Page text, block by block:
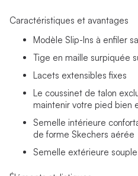
Caractéristiques et avantages
Modèle Slip-Ins à enfiler
Tige en maille surpiquée
Lacets extensibles fixes
Le coussinet de talon
maintenir votre pied bien
Semelle intérieure
de forme Skechers aérée
Semelle extérieure